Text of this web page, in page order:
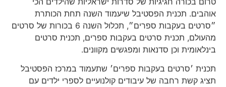
אוהבים. תכנית הפסטיבל שיעמוד השנה תחת הכותרת
״סרטים בעקבות ספרים״, תכלול השנה 6 בכורות של סרטים
מהעולם, תכנית סרטים בעקבות ספרים, תכנית סרטים
בינלאומית וכן סדנאות ומפגשים מקוונים.
תכנית ׳סרטים בעקבות ספרים׳ שתעמוד במרכז הפסטיבל
תציג קשת רחבה של עיבודים קולנועיים לספרי ילדים עם